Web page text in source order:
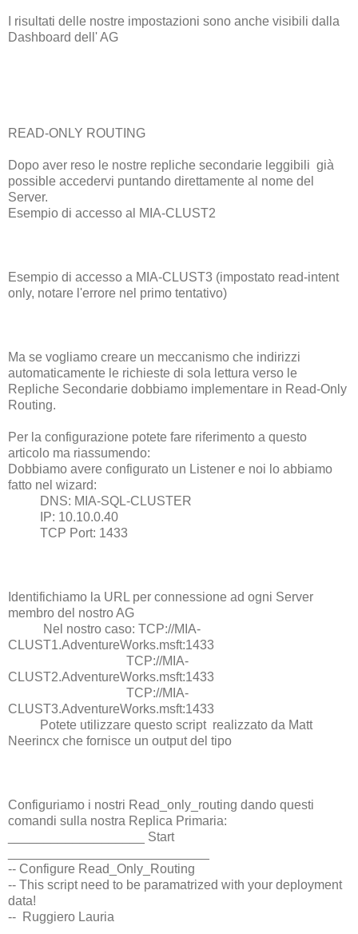
I risultati delle nostre impostazioni sono anche visibili dalla
Dashboard dell' AG
READ-ONLY ROUTING
Dopo aver reso le nostre repliche secondarie leggibili già
possible accedervi puntando direttamente al nome del
Server.
Esempio di accesso al MIA-CLUST2
Esempio di accesso a MIA-CLUST3 (impostato read-intent
only, notare l'errore nel primo tentativo)
Ma se vogliamo creare un meccanismo che indirizzi
automaticamente le richieste di sola lettura verso le
Repliche Secondarie dobbiamo implementare in Read-Only
Routing.
Per la configurazione potete fare riferimento a questo
articolo ma riassumendo:
Dobbiamo avere configurato un Listener e noi lo abbiamo
fatto nel wizard:
DNS: MIA-SQL-CLUSTER
IP: 10.10.0.40
TCP Port: 1433
Identifichiamo la URL per connessione ad ogni Server
membro del nostro AG
Nel nostro caso: TCP://MIA-
CLUST1.AdventureWorks.msft:1433
TCP://MIA-
CLUST2.AdventureWorks.msft:1433
TCP://MIA-
CLUST3.AdventureWorks.msft:1433
Potete utilizzare questo script realizzato da Matt
Neerincx che fornisce un output del tipo
Configuriamo i nostri Read_only_routing dando questi
comandi sulla nostra Replica Primaria:
___________________ Start
-- Configure Read_Only_Routing
-- This script need to be paramatrized with your deployment
data!
-- Ruggiero Lauria